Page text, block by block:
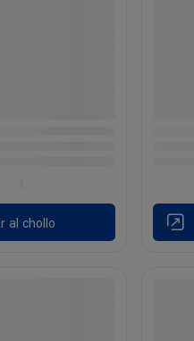
Ir al chollo